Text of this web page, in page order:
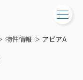
物件情報 アピアA